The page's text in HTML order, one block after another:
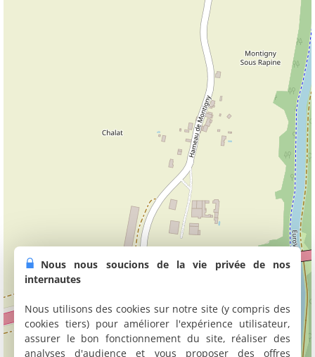
Nous nous soucions de la vie privée de nos
internautes
Nous utilisons des cookies sur notre site (y compris des
cookies tiers) pour améliorer l'expérience utilisateur,
assurer le bon fonctionnement du site, réaliser des
analyses d'audience et vous proposer des offres